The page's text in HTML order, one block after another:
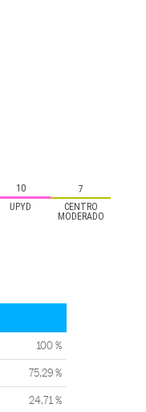
UPYD
CENTRO
MODERADO
10 7
100 %
75,29 %
24,71 %